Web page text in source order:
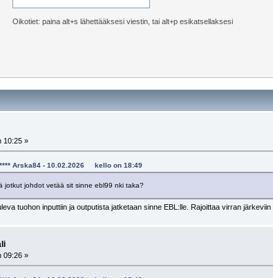
Oikotiet: paina alt+s lähettääksesi viestin, tai alt+p esikatsellaksesi
10:25 »
Arska84 - 10.02.2026 kello on 18:49
jotkut johdot vetää sit sinne ebl99 nki taka?
tuohon inputtiin ja outputista jatketaan sinne EBL:lle. Rajoittaa virran
09:26 »